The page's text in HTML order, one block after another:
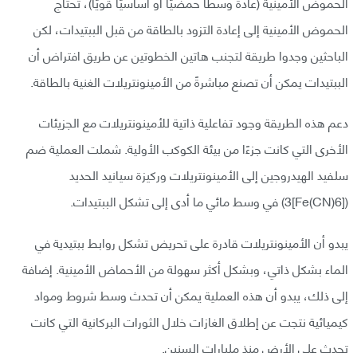
الحموض الأمينية إلى إعادة التزود بالطاقة من قبل الببتيدات، لكن
الباحثين وجدوا طريقة لتجنب هاتين الخطوتين عن طريق افتراض أن
الببتيدات يمكن أن تصنع مباشرةً من الأمينونتريلات الغنية بالطاقة.
دعم هذه الطريقة وجود تفاعلية ذاتية للأمينونتريلات مع الجزيئات
الأخرى التي كانت جزءًا من بيئة الكوكب الأولية. شملت العملية ضم
سلفيد الهيدروجين إلى الأمينونتريلات وركيزة سيانيد الحديد
([Fe(CN)6]3) في وسط مائي ما أدى إلى تشكل الببتيدات.
يبدو أن الأمينونتريلات قادرة على تحريض تشكل روابط ببتيدية في
الماء بشكل ذاتي، وبشكل أكثر سهولة من الأحماض الأمينية. إضافة
إلى ذلك، يبدو أن هذه العملية يمكن أن تحدث وسط شروط ومواد
كيميائية نتجت عن إطلاق الغازات خلال الثورات البركانية التي كانت
تحدث على الأرض منذ مليارات السنين.